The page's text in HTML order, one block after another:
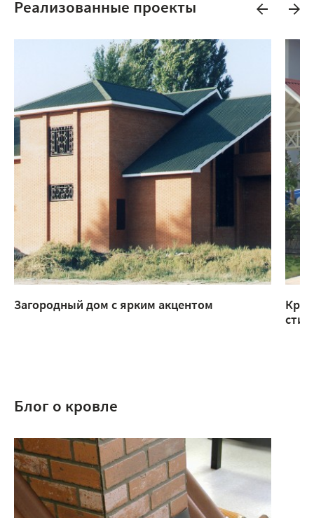
Реализованные проекты
Загородный дом с ярким акцентом
Блог о кровле